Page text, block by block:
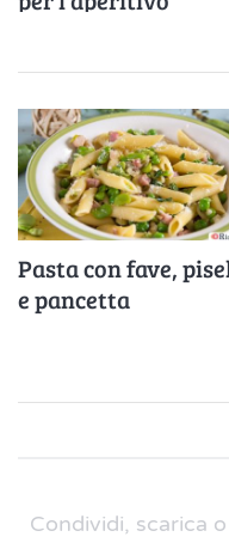
Pasta con fave,
e pancetta
Condividi, scarica